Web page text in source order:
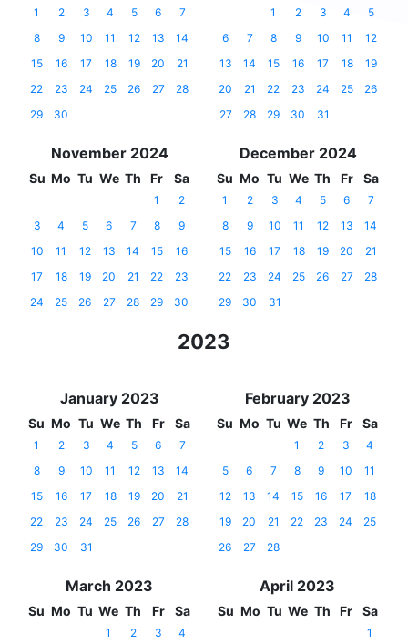
1 2 3 4 5 6
7
8
9 10 11 12 13
14
15
16 17 18 19 20
21
22
23 24 25 26 27
28
29
30
1 2 3 4
5
6
7 8 9 10 11
12
13
14 15 16 17 18
19
20
21 22 23 24 25
26
27
28 29 30 31
November 2024
Su Mo Tu We Th Fr Sa
1
2
3
4 5 6 7 8
9
10
11 12 13 14 15
16
17
18 19 20 21 22
23
24
25 26 27 28 29 30
December 2024
Su Mo Tu We Th Fr Sa
1 2 3 4 5 6
7
8
9 10 11 12 13
14
15
16 17 18 19 20
21
22
23 24 25 26 27
28
29
30 31
2023
January 2023
Su Mo Tu We Th Fr Sa
1 2 3 4 5 6
7
8
9 10 11 12 13
14
15
16 17 18 19 20
21
22
23 24 25 26 27
28
29
30 31
February 2023
Su Mo Tu We Th Fr Sa
1 2 3
4
5
6 7 8 9 10
11
12
13 14 15 16 17
18
19
20 21 22 23 24
25
26
27 28
March 2023
Su Mo Tu We Th Fr Sa
1 2 3
4
April 2023
Su Mo Tu We Th Fr Sa
1